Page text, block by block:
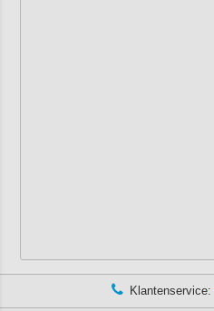
Klantenservice: